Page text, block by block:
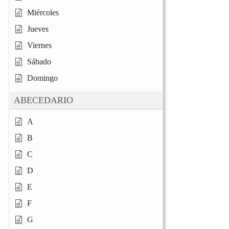
Miércoles
Jueves
Viernes
Sábado
Domingo
ABECEDARIO
A
B
C
D
E
F
G